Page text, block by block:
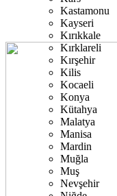
Kastamonu
Kayseri
Kırıkkale
Kırklareli
Kırşehir
Kilis
Kocaeli
Konya
Kütahya
Malatya
Manisa
Mardin
Muğla
Muş
Nevşehir